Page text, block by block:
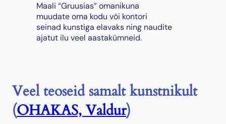
Maali “Gruusias” omanikuna
muudate oma kodu või kontori
seinad kunstiga elavaks ning naudite
ajatut ilu veel aastakümneid.
Veel teoseid samalt kunstnikult
(OHAKAS, Valdur)